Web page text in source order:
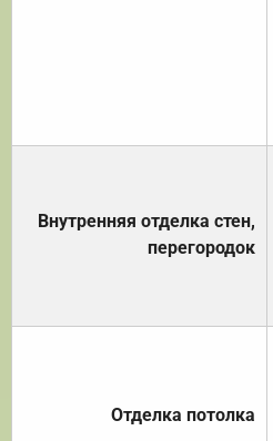
Внутренняя отделка стен,
перегородок
Отделка потолка